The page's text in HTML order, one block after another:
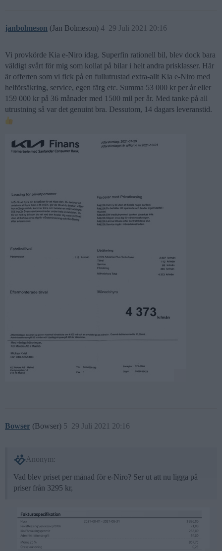
janbolmeson (Jan Bolmeson) 29 Juli 2021 20:16
4
Vi provkörde Kia e-Niro idag. Superfin rationell bil, blev dock bara
väldigt svårt för mig som kollat på bilar i helt andra prisklasser. Här
är offerten som vi fick på en fullutrustad extra-allt Kia e-Niro med
helförsäkring, service, egen färg etc. Summa 53 000 kr per år eller
159 000 kr på 36 månader med 1500 mil per år. Med tanke på all
utrustning så var det genuint bra. Dessutom, 14 dagars leveranstid.
Bowser (Bowser) 29 Juli 2021 20:16
5
Anonym:
Vad blev priset per månad för e-Niro? Ser ut att nu ligga på
priser från 3295 kr,